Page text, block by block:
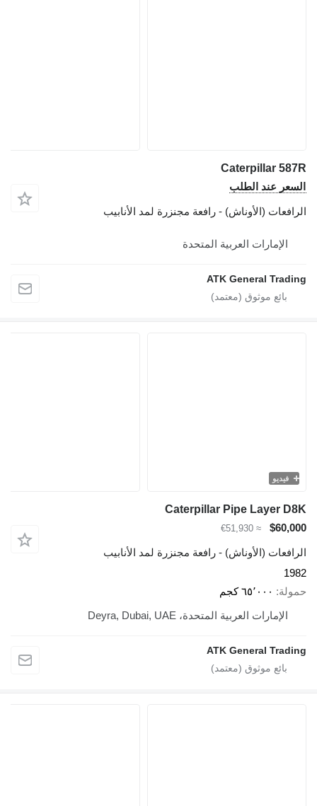
Caterpillar 587R
السعر عند الطلب
الرافعات (الأوناش) - رافعة مجنزرة لمد الأنابيب
الإمارات العربية المتحدة
ATK General Trading
فيديو
Caterpillar Pipe Layer D8K
$60,000
≈ €51,930
الرافعات (الأوناش) - رافعة مجنزرة لمد الأنابيب
1982
حمولة
٦٥٬٠٠٠ كجم
الإمارات العربية المتحدة، Deyra, Dubai, UAE
ATK General Trading